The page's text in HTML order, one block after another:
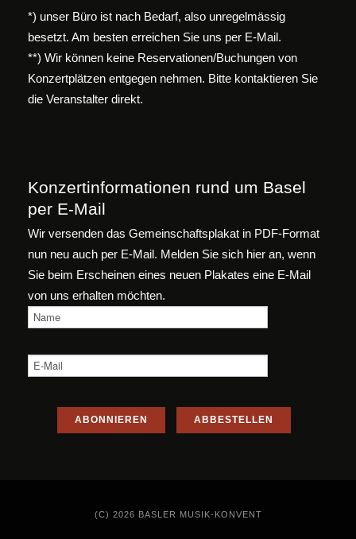
*) unser Büro ist nach Bedarf, also unregelmässig
besetzt. Am besten erreichen Sie uns per E-Mail.
**) Wir können keine Reservationen/Buchungen von
Konzertplätzen entgegen nehmen. Bitte kontaktieren Sie
die Veranstalter direkt.
Konzertinformationen rund um Basel
per E-Mail
Wir versenden das Gemeinschaftsplakat in PDF-Format
nun neu auch per E-Mail. Melden Sie sich hier an, wenn
Sie beim Erscheinen eines neuen Plakates eine E-Mail
von uns erhalten möchten.
(C) 2026 BASLER MUSIK-KONVENT